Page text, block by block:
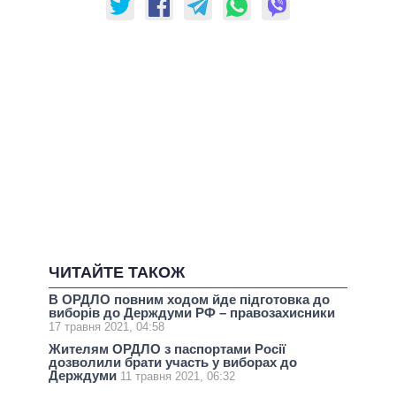
ЧИТАЙТЕ ТАКОЖ
В ОРДЛО повним ходом йде підготовка до
виборів до Держдуми РФ – правозахисники
17 травня 2021, 04:58
Жителям ОРДЛО з паспортами Росії
дозволили брати участь у виборах до
Держдуми 11 травня 2021, 06:32